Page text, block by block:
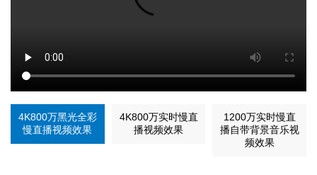
4K800万黑光全彩
慢直播视频效果
4K800万实时慢直
播视频效果
1200万实时慢直
播自带背景音乐视
频效果